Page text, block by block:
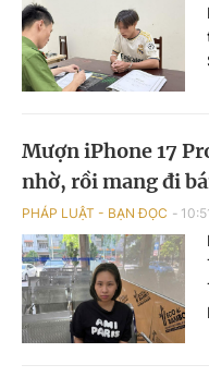
Mượn iPhone 17
nhờ, rồi mang đi
PHÁP LUẬT - BẠN ĐỌC